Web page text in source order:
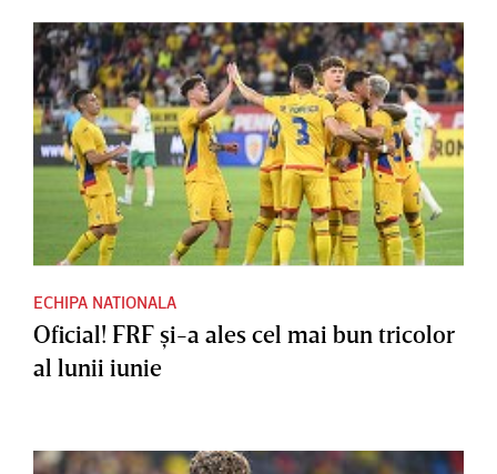
ECHIPA NATIONALA
Oficial! FRF şi-a ales cel mai bun tricolor
al lunii iunie